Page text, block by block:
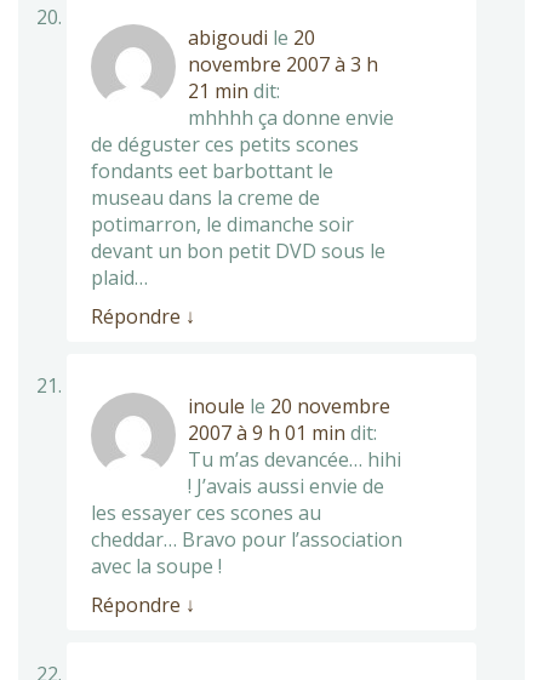
abigoudi le 20
novembre 2007 à 3 h
21 min dit:
mhhhh ça donne envie
de déguster ces petits scones
fondants eet barbottant le
museau dans la creme de
potimarron, le dimanche soir
devant un bon petit DVD sous le
plaid…
Répondre ↓
inoule le 20 novembre
2007 à 9 h 01 min dit:
Tu m’as devancée… hihi
! J’avais aussi envie de
les essayer ces scones au
cheddar… Bravo pour l’association
avec la soupe !
Répondre ↓